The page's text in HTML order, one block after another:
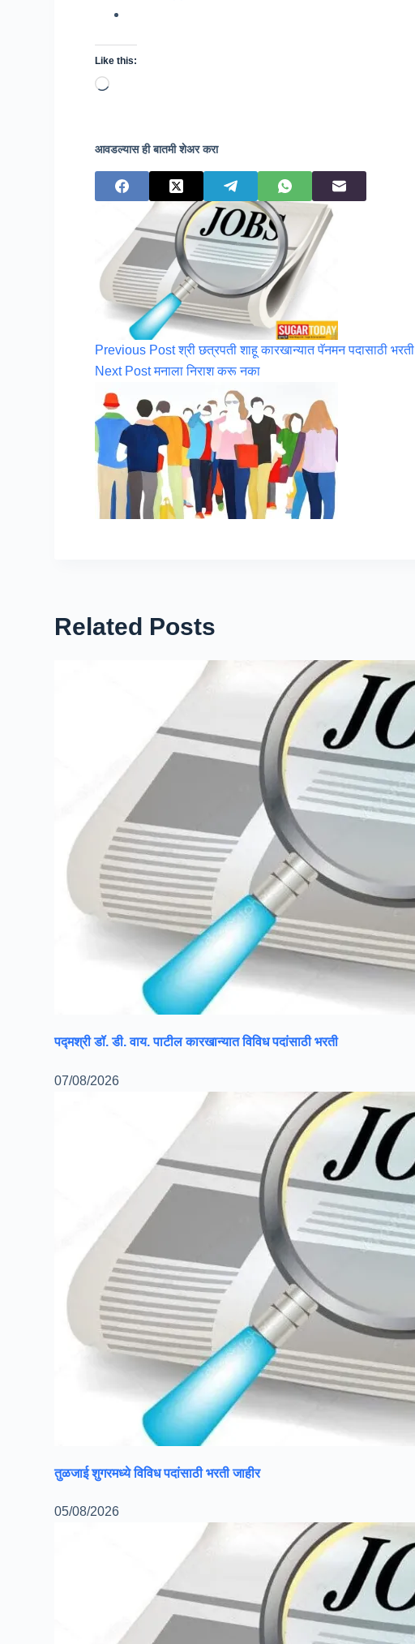
Like this:
Loading…
आवडल्यास ही बातमी शेअर करा
Previous Post श्री छत्रपती शाहू कारखान्यात पॅनमन पदासाठी भरती
Next Post मनाला निराश करू नका
Related Posts
पद्मश्री डॉ. डी. वाय. पाटील कारखान्यात विविध पदांसाठी भरती
07/08/2026
तुळजाई शुगरमध्ये विविध पदांसाठी भरती जाहीर
05/08/2026